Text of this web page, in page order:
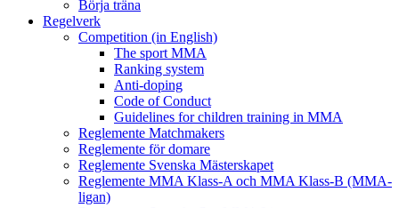
Börja träna
Regelverk
Competition (in English)
The sport MMA
Ranking system
Anti-doping
Code of Conduct
Guidelines for children training in MMA
Reglemente Matchmakers
Reglemente för domare
Reglemente Svenska Mästerskapet
Reglemente MMA Klass-A och MMA Klass-B (MMA-
ligan)